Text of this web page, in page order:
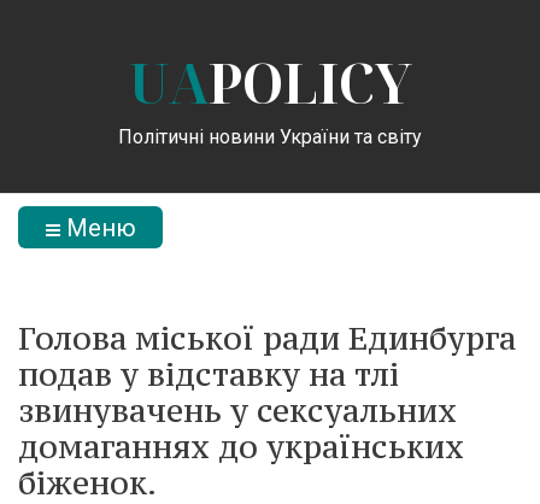
UAPOLICY
Політичні новини України та світу
Меню
Голова міської ради Единбурга
подав у відставку на тлі
звинувачень у сексуальних
домаганнях до українських
біженок.